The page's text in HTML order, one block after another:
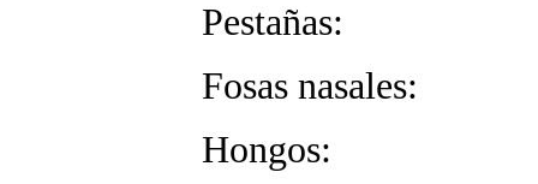
Pestañas:
Fosas nasales:
Hongos: